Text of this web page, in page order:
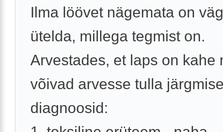
Ilma löövet nägemata on
ütelda, millega tegmist on.
Arvestades, et laps on kahe
võivad arvesse tulla
diagnoosid: